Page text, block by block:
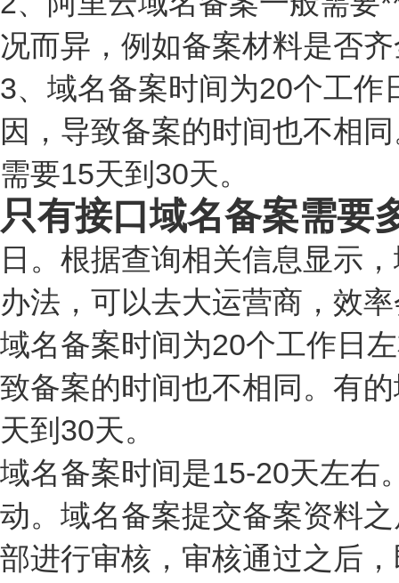
况而异，例如备案材料是否
3、域名备案时间为20个工
因，导致备案的时间也不相
需要15天到30天。
只有接口域名备案需要
日。根据查询相关信息显示
办法，可以去大运营商，效
域名备案时间为20个工作日
致备案的时间也不相同。有
天到30天。
域名备案时间是15-20天左右
动。域名备案提交备案资料
部进行审核，审核通过之后